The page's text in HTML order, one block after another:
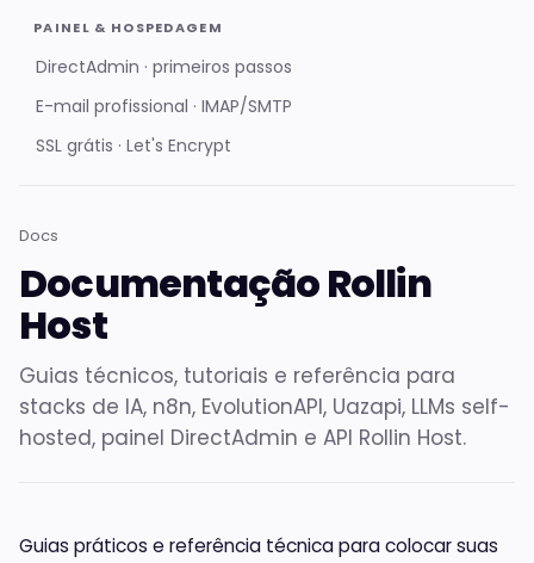
PAINEL & HOSPEDAGEM
DirectAdmin · primeiros passos
E-mail profissional · IMAP/SMTP
SSL grátis · Let's Encrypt
Docs
Documentação Rollin
Host
Guias técnicos, tutoriais e referência para
stacks de IA, n8n, EvolutionAPI, Uazapi, LLMs self-
hosted, painel DirectAdmin e API Rollin Host.
Guias práticos e referência técnica para colocar suas